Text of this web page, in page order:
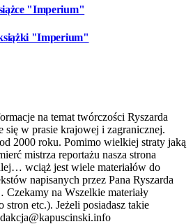
"Imperium"
"Imperium"
na temat twórczości Ryszarda
się w prasie krajowej i zagranicznej.
2000 roku. Pomimo wielkiej straty jaką
mistrza reportażu nasza strona
wciąż jest wiele materiałów do
napisanych przez Pana Ryszarda
na Wszelkie materiały
etc.). Jeżeli posiadasz takie